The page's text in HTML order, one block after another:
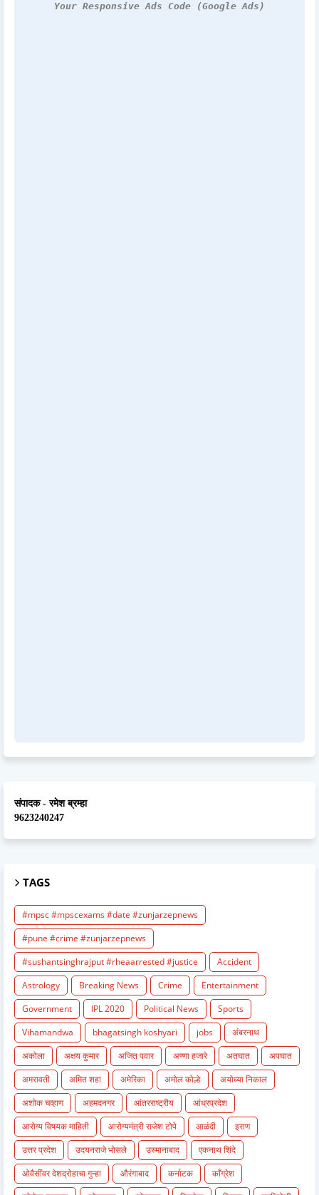
Your Responsive Ads Code (Google Ads)
संपादक - रमेश ब्रम्हा
9623240247
TAGS
#mpsc #mpscexams #date #zunjarzepnews
#pune #crime #zunjarzepnews
#sushantsinghrajput #rheaarrested #justice
Accident
Astrology
Breaking News Crime
Entertainment
Government
IPL 2020 Political News
Sports
Vihamandwa
bhagatsingh koshyari jobs
अंबरनाथ
अकोला
अक्षय कुमार अजित पवार अण्णा हजारे अतघात
अपघात
अमरावती
अमित शहा अमेरिका अमोल कोल्हे
अयोध्या निकाल
अशोक चव्हाण
अहमदनगर आंतरराष्ट्रीय
आंध्रप्रदेश
आरोग्य विषयक माहिती
आरोग्यमंत्री राजेश टोपे आळंदी
इराण
उत्तर प्रदेश
उदयनराजे भोसले उस्मानाबाद
एकनाथ शिंदे
ओवैसींवर देशद्रोहाचा गुन्हा
औरंगाबाद कर्नाटक
काँग्रेश